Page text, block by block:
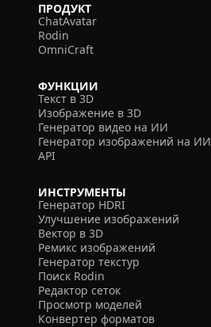
ПРОДУКТ
ChatAvatar
Rodin
OmniCraft
ФУНКЦИИ
Текст в 3D
Изображение в 3D
Генератор видео на ИИ
Генератор изображений на ИИ
API
ИНСТРУМЕНТЫ
Генератор HDRI
Улучшение изображений
Вектор в 3D
Ремикс изображений
Генератор текстур
Поиск Rodin
Редактор сеток
Просмотр моделей
Конвертер форматов